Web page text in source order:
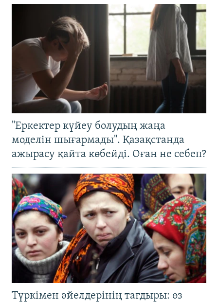
"Еркектер күйеу болудың жаңа
моделін шығармады". Қазақстанда
ажырасу қайта көбейді. Оған не себеп?
Түркімен әйелдерінің тағдыры: өз